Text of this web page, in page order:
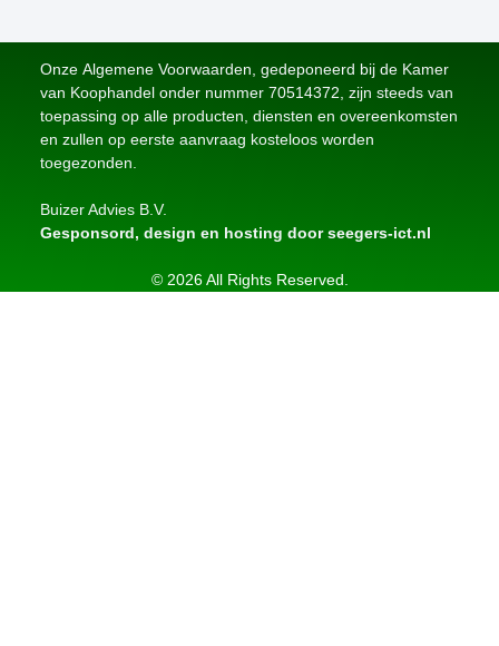
Onze Algemene Voorwaarden, gedeponeerd bij de Kamer
van Koophandel onder nummer 70514372, zijn steeds van
toepassing op alle producten, diensten en overeenkomsten
en zullen op eerste aanvraag kosteloos worden
toegezonden.
Buizer Advies B.V.
Gesponsord, design en hosting door seegers-ict.nl
© 2026 All Rights Reserved.